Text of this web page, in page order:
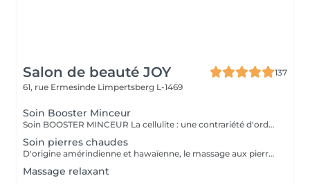
Salon de beauté JOY
137
61, rue Ermesinde Limpertsberg L-1469
Soin Booster Minceur
Soin BOOSTER MINCEUR La cellulite : une contrariété d'ordre circulatoire. La professionnelle de l'esthétique mettra un point d'honneur à améliorer les échanges sanguins et lymphatiques tout au long de la cure minceur grâce à des manuvres toniques, des effleurages et également des pressions ascendantes. DES RÉSULTATS VISIBLES Améliore la circulation sanguine et lymphatique Améliore l'estime de soi et l'acceptation de son corps à chaque séance Dissocie les amas adipeux Améliore l'aspect de la peau, diminution des capitons : Visible dès les 10 premiers jours EN CURE 8 à 12 séances à raison de 2 séances par semaine Pour un résultat optimal, l'application de produits minceur tels que l'ESSENCE D'ESTIME BOOSTER MINCEUR et la CRÈME MINCEUR 24H est primordiale et doit s'accompagner d'une alimentation équilibrée et d'une pratique sportive régulière
Soin pierres chaudes
D'origine amérindienne et hawaïenne, le massage aux pierres chaudes ou « stone therapy » est une technique de massage utilisant des pierres de basalte d'origine volcanique et le modelage manuel . Ces pierres, une fois chauffées, procurent une sensation de bien-être et ont différentes vertus thérapeutiques.
Massage relaxant